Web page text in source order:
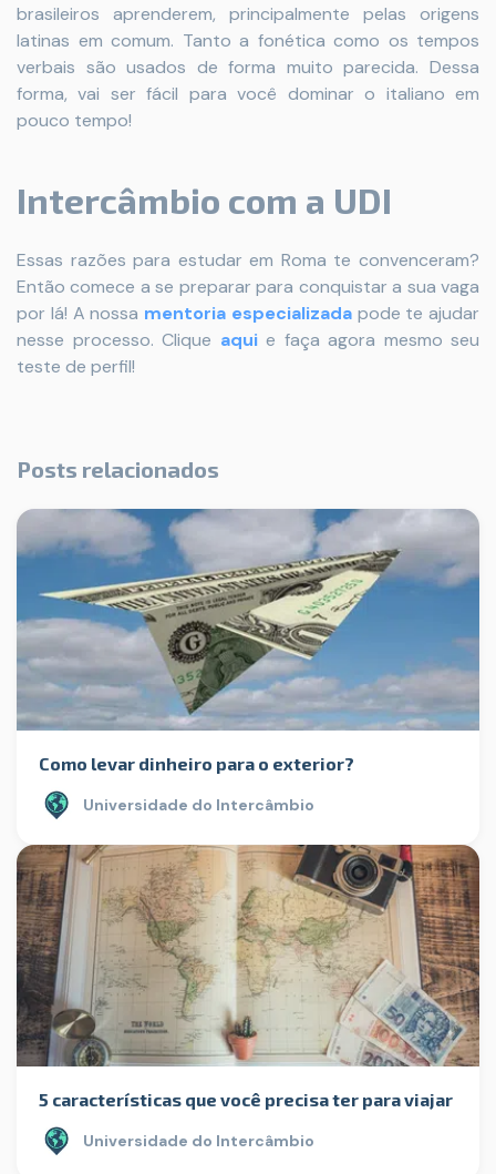
brasileiros aprenderem, principalmente pelas origens
latinas em comum. Tanto a fonética como os tempos
verbais são usados de forma muito parecida. Dessa
forma, vai ser fácil para você dominar o italiano em
pouco tempo!
Intercâmbio com a UDI
Essas razões para estudar em Roma te convenceram?
Então comece a se preparar para conquistar a sua vaga
por lá! A nossa mentoria especializadapode te ajudar
nesse processo. Clique aquie faça agora mesmo seu
teste de perfil!
Posts relacionados
Como levar dinheiro para o exterior?
Universidade do Intercâmbio
5 características que você precisa ter para viajar
Universidade do Intercâmbio